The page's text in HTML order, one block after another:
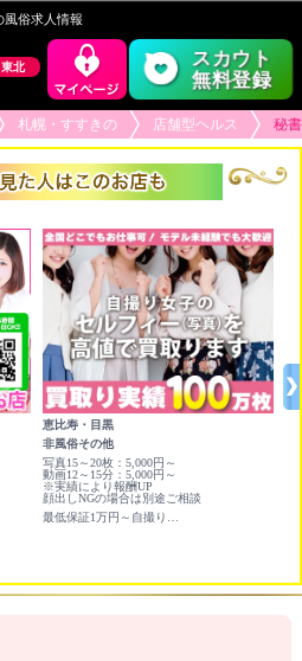
風俗求人情報
北 スカウト
無料登録
札幌・すすきの 店舗型ヘルス 秘
恵比寿・目黒
非風俗その他
写真15～20枚：5,000円～
動画12～15分：5,000円～
※実績により報酬UP
顔出しNGの場合は別途ご相談